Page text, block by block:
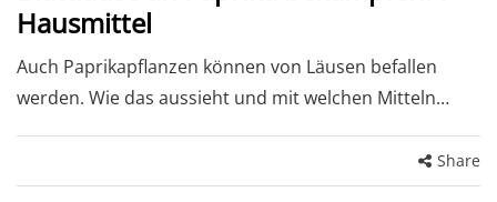
Hausmittel
Auch Paprikapflanzen können von Läusen befallen
werden. Wie das aussieht und mit welchen Mitteln…
Share